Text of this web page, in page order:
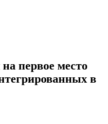
первое место
в